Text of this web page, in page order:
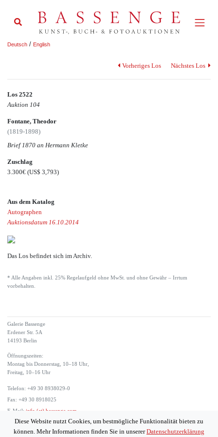
Deutsch / English
Vorheriges Los Nächstes Los
Los 2522
Auktion 104
Fontane, Theodor
(1819-1898)
Brief 1870 an Hermann Kletke
Zuschlag
3.300€ (US$ 3,793)
Aus dem Katalog
Autographen
Auktionsdatum 16.10.2014
Das Los befindet sich im Archiv.
* Alle Angaben inkl. 25% Regelaufgeld ohne MwSt. und ohne Gewähr – Irrtum
vorbehalten.
Galerie Bassenge
Erdener Str. 5A
14193 Berlin
Öffnungszeiten:
Montag bis Donnerstag, 10–18 Uhr,
Freitag, 10–16 Uhr
Telefon: +49 30 8938029-0
Fax: +49 30 8918025
E-Mail: info (at) bassenge.com
Diese Website nutzt Cookies, um bestmögliche Funktionalität bieten zu
können. Mehr Informationen finden Sie in unsererDatenschutzerklärung